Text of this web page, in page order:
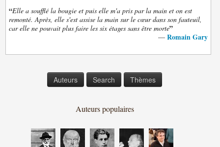
“Elle a soufflé la bougie et puis elle m'a pris par la main et on est
remonté. Après, elle s'est assise la main sur le cœur dans son fauteuil,
car elle ne pouvait plus faire les six étages sans être morte”
— Romain Gary
Auteurs Search Thèmes
Auteurs populaires